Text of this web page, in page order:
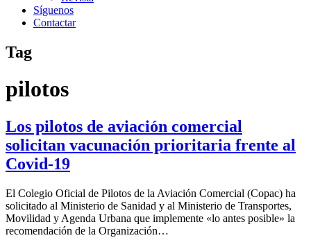
Síguenos
Contactar
Tag
pilotos
Los pilotos de aviación comercial
solicitan vacunación prioritaria frente al
Covid-19
El Colegio Oficial de Pilotos de la Aviación Comercial (Copac) ha
solicitado al Ministerio de Sanidad y al Ministerio de Transportes,
Movilidad y Agenda Urbana que implemente «lo antes posible» la
recomendación de la Organización…